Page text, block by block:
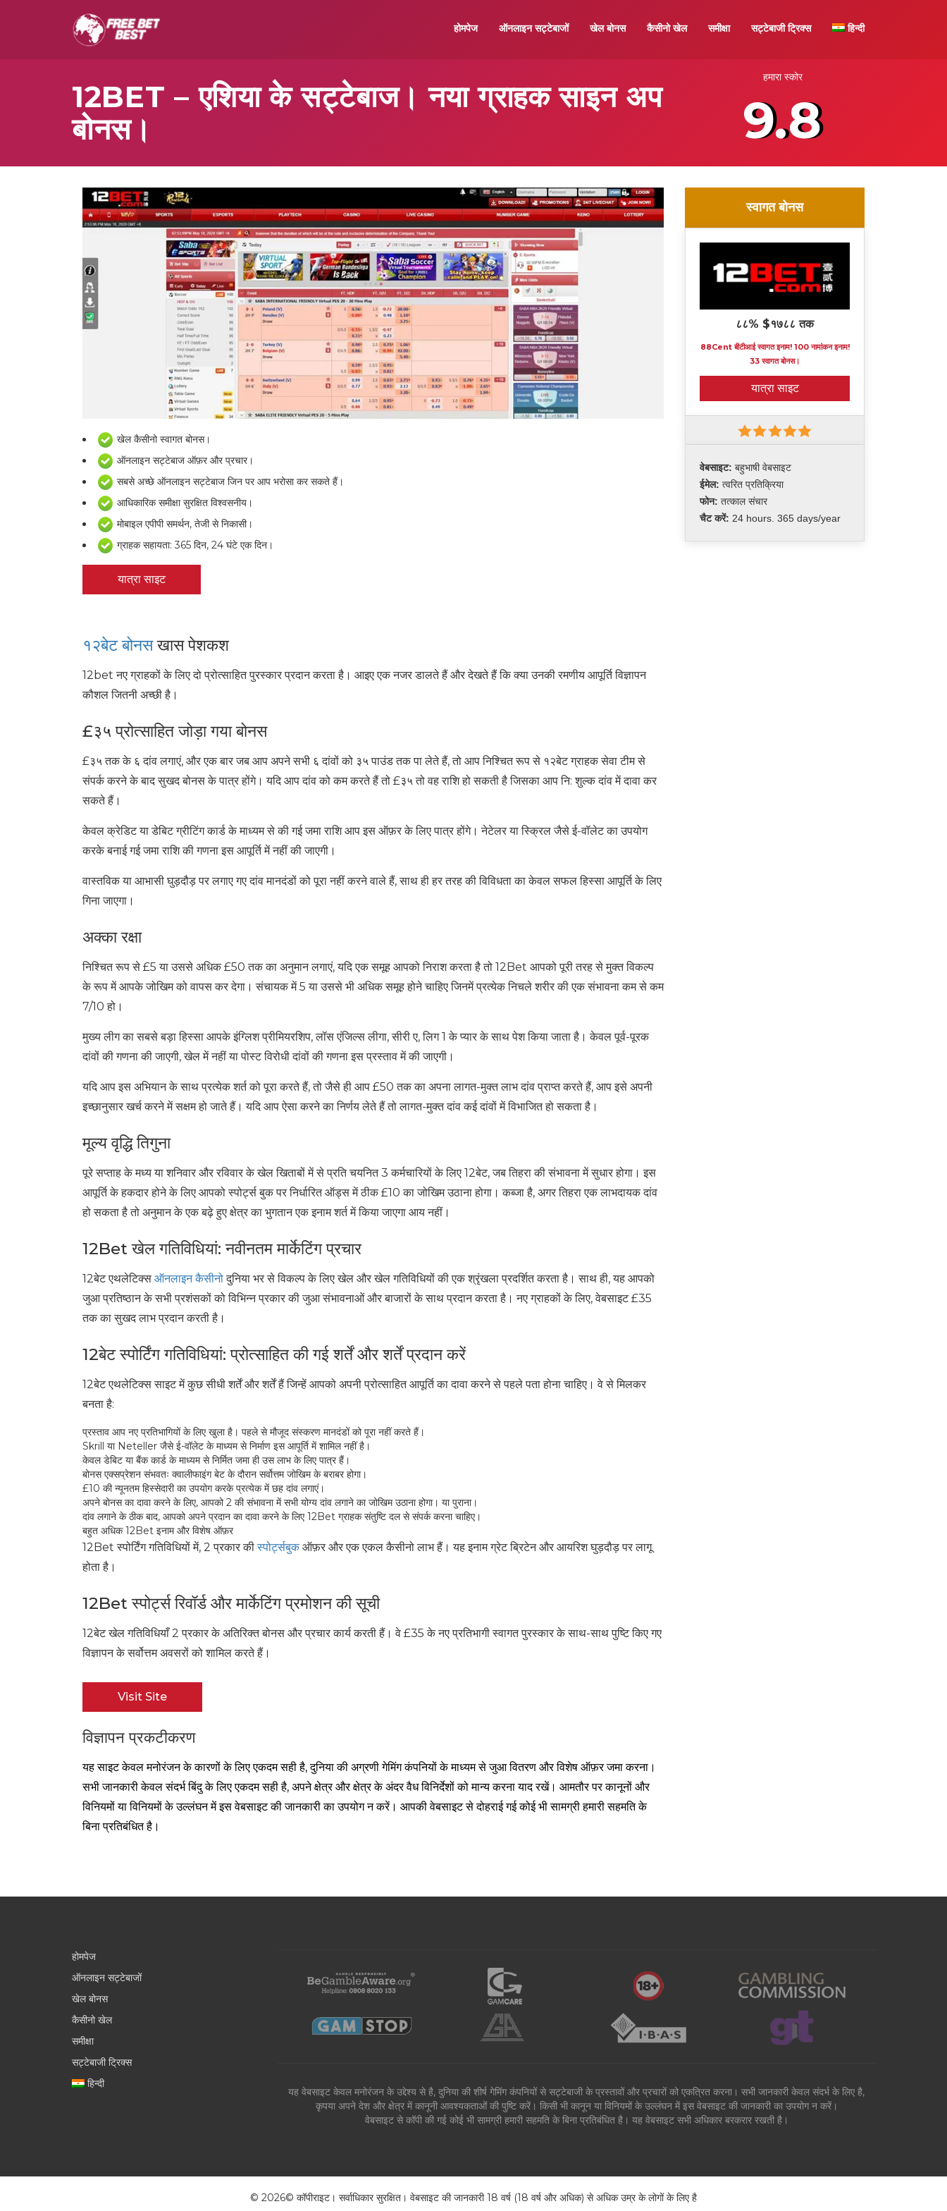
होमपेज ऑनलाइन सट्टेबाजों खेल बोनस कैसीनो खेल समीक्षा सट्टेबाजी ट्रिक्स हिन्दी
12BET – एशिया के सट्टेबाज। नया ग्राहक साइन अप
बोनस।
हमारा स्कोर
9.8
खेल कैसीनो स्वागत बोनस।
ऑनलाइन सट्टेबाज ऑफ़र और प्रचार।
सबसे अच्छे ऑनलाइन सट्टेबाज जिन पर आप भरोसा कर सकते हैं।
आधिकारिक समीक्षा सुरक्षित विश्वसनीय।
मोबाइल एपीपी समर्थन, तेजी से निकासी।
ग्राहक सहायता: 365 दिन, 24 घंटे एक दिन।
यात्रा साइट
१२बेट बोनसखास पेशकश
12bet नए ग्राहकों के लिए दो प्रोत्साहित पुरस्कार प्रदान करता है। आइए एक नजर डालते हैं और देखते हैं कि क्या उनकी रमणीय आपूर्ति विज्ञापन
कौशल जितनी अच्छी है।
£३५ प्रोत्साहित जोड़ा गया बोनस
£३५ तक के ६ दांव लगाएं, और एक बार जब आप अपने सभी ६ दांवों को ३५ पाउंड तक पा लेते हैं, तो आप निश्चित रूप से १२बेट ग्राहक सेवा टीम से
संपर्क करने के बाद सुखद बोनस के पात्र होंगे। यदि आप दांव को कम करते हैं तो £३५ तो वह राशि हो सकती है जिसका आप नि: शुल्क दांव में दावा कर
सकते हैं।
केवल क्रेडिट या डेबिट ग्रीटिंग कार्ड के माध्यम से की गई जमा राशि आप इस ऑफ़र के लिए पात्र होंगे। नेटेलर या स्क्रिल जैसे ई-वॉलेट का उपयोग
करके बनाई गई जमा राशि की गणना इस आपूर्ति में नहीं की जाएगी।
वास्तविक या आभासी घुड़दौड़ पर लगाए गए दांव मानदंडों को पूरा नहीं करने वाले हैं, साथ ही हर तरह की विविधता का केवल सफल हिस्सा आपूर्ति के लिए
गिना जाएगा।
अक्का रक्षा
निश्चित रूप से £5 या उससे अधिक £50 तक का अनुमान लगाएं, यदि एक समूह आपको निराश करता है तो 12Bet आपको पूरी तरह से मुक्त विकल्प
के रूप में आपके जोखिम को वापस कर देगा। संचायक में 5 या उससे भी अधिक समूह होने चाहिए जिनमें प्रत्येक निचले शरीर की एक संभावना कम से कम
7/10 हो।
मुख्य लीग का सबसे बड़ा हिस्सा आपके इंग्लिश प्रीमियरशिप, लॉस एंजिल्स लीगा, सीरी ए, लिग 1 के प्यार के साथ पेश किया जाता है। केवल पूर्व-पूरक
दांवों की गणना की जाएगी, खेल में नहीं या पोस्ट विरोधी दांवों की गणना इस प्रस्ताव में की जाएगी।
यदि आप इस अभियान के साथ प्रत्येक शर्त को पूरा करते हैं, तो जैसे ही आप £50 तक का अपना लागत-मुक्त लाभ दांव प्राप्त करते हैं, आप इसे अपनी
इच्छानुसार खर्च करने में सक्षम हो जाते हैं। यदि आप ऐसा करने का निर्णय लेते हैं तो लागत-मुक्त दांव कई दांवों में विभाजित हो सकता है।
मूल्य वृद्धि तिगुना
पूरे सप्ताह के मध्य या शनिवार और रविवार के खेल खिताबों में से प्रति चयनित 3 कर्मचारियों के लिए 12बेट, जब तिहरा की संभावना में सुधार होगा। इस
आपूर्ति के हकदार होने के लिए आपको स्पोर्ट्स बुक पर निर्धारित ऑड्स में ठीक £10 का जोखिम उठाना होगा। कब्जा है, अगर तिहरा एक लाभदायक दांव
हो सकता है तो अनुमान के एक बढ़े हुए क्षेत्र का भुगतान एक इनाम शर्त में किया जाएगा आय नहीं।
12Bet खेल गतिविधियां: नवीनतम मार्केटिंग प्रचार
12बेट एथलेटिक्स ऑनलाइन कैसीनोदुनिया भर से विकल्प के लिए खेल और खेल गतिविधियों की एक श्रृंखला प्रदर्शित करता है। साथ ही, यह आपको
जुआ प्रतिष्ठान के सभी प्रशंसकों को विभिन्न प्रकार की जुआ संभावनाओं और बाजारों के साथ प्रदान करता है। नए ग्राहकों के लिए, वेबसाइट £35
तक का सुखद लाभ प्रदान करती है।
12बेट स्पोर्टिंग गतिविधियां: प्रोत्साहित की गई शर्तें और शर्तें प्रदान करें
12बेट एथलेटिक्स साइट में कुछ सीधी शर्तें और शर्तें हैं जिन्हें आपको अपनी प्रोत्साहित आपूर्ति का दावा करने से पहले पता होना चाहिए। वे से मिलकर
बनता है:
प्रस्ताव आप नए प्रतिभागियों के लिए खुला है। पहले से मौजूद संस्करण मानदंडों को पूरा नहीं करते हैं।
Skrill या Neteller जैसे ई-वॉलेट के माध्यम से निर्माण इस आपूर्ति में शामिल नहीं है।
केवल डेबिट या बैंक कार्ड के माध्यम से निर्मित जमा ही उस लाभ के लिए पात्र हैं।
बोनस एक्सप्रेशन संभवतः क्वालीफाइंग बेट के दौरान सर्वोत्तम जोखिम के बराबर होगा।
£10 की न्यूनतम हिस्सेदारी का उपयोग करके प्रत्येक में छह दांव लगाएं।
अपने बोनस का दावा करने के लिए, आपको 2 की संभावना में सभी योग्य दांव लगाने का जोखिम उठाना होगा। या पुराना।
दांव लगाने के ठीक बाद, आपको अपने प्रदान का दावा करने के लिए 12Bet ग्राहक संतुष्टि दल से संपर्क करना चाहिए।
बहुत अधिक 12Bet इनाम और विशेष ऑफ़र
12Bet स्पोर्टिंग गतिविधियों में, 2 प्रकार कीस्पोर्ट्सबुकऑफ़र और एक एकल कैसीनो लाभ हैं। यह इनाम ग्रेट ब्रिटेन और आयरिश घुड़दौड़ पर लागू
होता है।
12Bet स्पोर्ट्स रिवॉर्ड और मार्केटिंग प्रमोशन की सूची
12बेट खेल गतिविधियाँ 2 प्रकार के अतिरिक्त बोनस और प्रचार कार्य करती हैं। वे £35 के नए प्रतिभागी स्वागत पुरस्कार के साथ-साथ पुष्टि किए गए
विज्ञापन के सर्वोत्तम अवसरों को शामिल करते हैं।
Visit Site
विज्ञापन प्रकटीकरण
यह साइट केवल मनोरंजन के कारणों के लिए एकदम सही है, दुनिया की अग्रणी गेमिंग कंपनियों के माध्यम से जुआ वितरण और विशेष ऑफ़र जमा करना।
सभी जानकारी केवल संदर्भ बिंदु के लिए एकदम सही है, अपने क्षेत्र और क्षेत्र के अंदर वैध विनिर्देशों को मान्य करना याद रखें। आमतौर पर कानूनों और
विनियमों या विनियमों के उल्लंघन में इस वेबसाइट की जानकारी का उपयोग न करें। आपकी वेबसाइट से दोहराई गई कोई भी सामग्री हमारी सहमति के
बिना प्रतिबंधित है।
स्वागत बोनस
८८% $१७८८ तक
88Cent बीटीआई स्वागत इनाम! 100 नामांकन इनाम!
33 स्वागत बोनस।
यात्रा साइट
वेबसाइट: बहुभाषी वेबसाइट
ईमेल: त्वरित प्रतिक्रिया
फोन: तत्काल संचार
चैट करें: 24 hours. 365 days/year
होमपेज
ऑनलाइन सट्टेबाजों
खेल बोनस
कैसीनो खेल
समीक्षा
सट्टेबाजी ट्रिक्स
हिन्दी
यह वेबसाइट केवल मनोरंजन के उद्देश्य से है, दुनिया की शीर्ष गेमिंग कंपनियों से सट्टेबाजी के प्रस्तावों और प्रचारों को एकत्रित करना। सभी जानकारी केवल संदर्भ के लिए है,
कृपया अपने देश और क्षेत्र में कानूनी आवश्यकताओं की पुष्टि करें। किसी भी कानून या विनियमों के उल्लंघन में इस वेबसाइट की जानकारी का उपयोग न करें।
वेबसाइट से कॉपी की गई कोई भी सामग्री हमारी सहमति के बिना प्रतिबंधित है। यह वेबसाइट सभी अधिकार बरकरार रखती है।
© 2026© कॉपीराइट। सर्वाधिकार सुरक्षित। वेबसाइट की जानकारी 18 वर्ष (18 वर्ष और अधिक) से अधिक उम्र के लोगों के लिए है